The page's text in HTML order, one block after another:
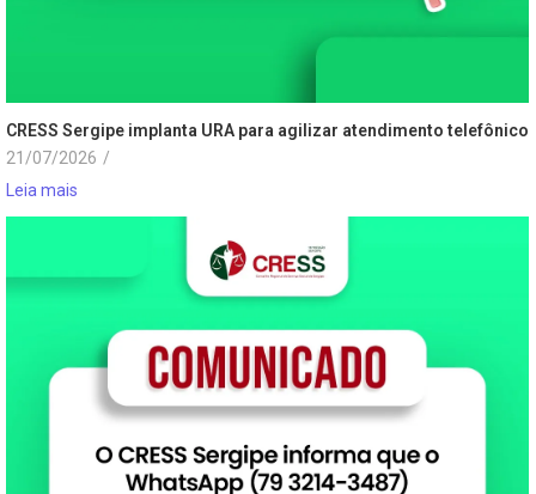
CRESS Sergipe implanta URA para agilizar atendimento telefônico
21/07/2026 /
Leia mais